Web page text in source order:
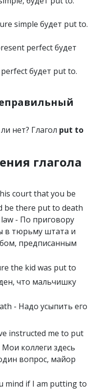
simple будет put to.
perfect будет
будет put to.
нет? Глагол put to
глагола
court that you be
be there put to death
- По приговору
в тюрьму штата и
предписанным
the kid was put to
что мальчишку
- Надо усыпить его
instructed me to put
коллеги здесь
вопрос, майор
mind if I am putting to